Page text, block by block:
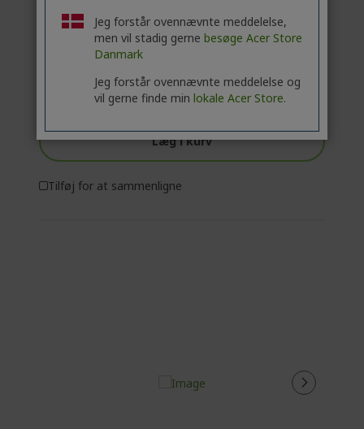
Gå til produkt
Læg i kurv
Tilføj for at sammenligne
Jeg forstår ovennævnte meddelelse,
men vil stadig gerne besøge Acer Store
Danmark
Jeg forstår ovennævnte meddelelse og
vil gerne finde min lokale Acer Store.